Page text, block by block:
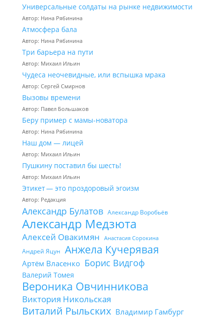
Универсальные солдаты на рынке недвижимости
Автор: Нина Рябинина
Атмосфера бала
Автор: Нина Рябинина
Три барьера на пути
Автор: Михаил Ильин
Чудеса неочевидные, или вспышка мрака
Автор: Сергей Смирнов
Вызовы времени
Автор: Павел Большаков
Беру пример с мамы-новатора
Автор: Нина Рябинина
Наш дом — лицей
Автор: Михаил Ильин
Пушкину поставил бы шесть!
Автор: Михаил Ильин
Этикет — это проздоровый эгоизм
Автор: Редакция
Александр Булатов Александр Воробьёв
Александр Медзюта
Алексей Овакимян Анастасия Сорокина
Андрей Яцун Анжела Кучерявая
Артём Власенко Борис Видгоф
Валерий Томея
Вероника Овчинникова
Виктория Никольская
Виталий Рыльских Владимир Гамбург